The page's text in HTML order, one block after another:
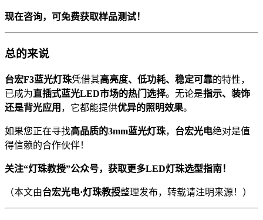
现在咨询，可免费获取样品测试！
总的来说
台宏F3蓝光灯珠凭借其高亮度、低功耗、稳定可靠的特性，
已成为直插式蓝光LED市场的热门选择。无论是指示、装饰
还是背光应用 ，它都能提供优异的照明效果。
如果您正在寻找高品质的3mm蓝光灯珠， 台宏光电绝对是值
得信赖的合作伙伴！
关注“灯珠教授”公众号，获取更多LED灯珠选型指南！
（本文由台宏光电·灯珠教授整理发布，转载请注明来源！）